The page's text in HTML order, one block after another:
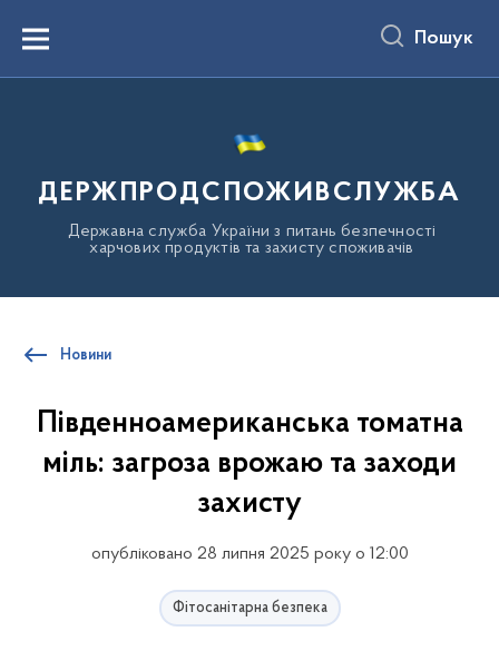
вмістуMenu Пошук
ДЕРЖПРОДСПОЖИВСЛУЖБА
Державна служба України з питань безпечності
харчових продуктів та захисту споживачів
Новини
Південноамериканська томатна
міль: загроза врожаю та заходи
захисту
опубліковано 28 липня 2025 року о 12:00
Фітосанітарна безпека